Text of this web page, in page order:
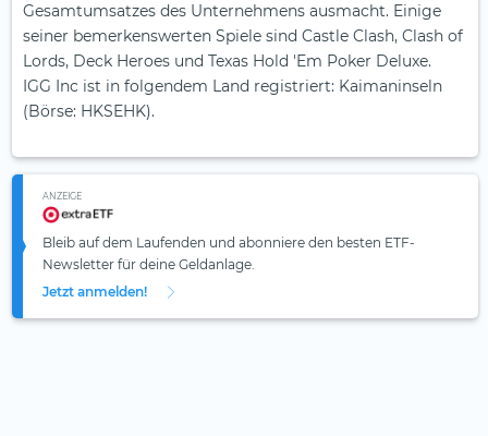
Gesamtumsatzes des Unternehmens ausmacht. Einige
seiner bemerkenswerten Spiele sind Castle Clash, Clash of
Lords, Deck Heroes und Texas Hold 'Em Poker Deluxe.
IGG Inc ist in folgendem Land registriert: Kaimaninseln
(Börse: HKSEHK).
ANZEIGE
Bleib auf dem Laufenden und abonniere den besten ETF-
Newsletter für deine Geldanlage.
Jetzt anmelden!